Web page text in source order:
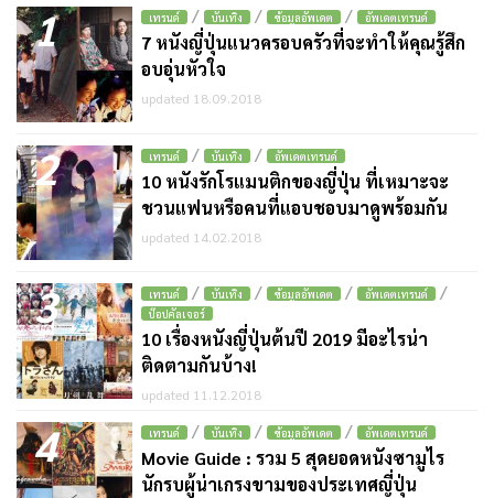
1 เทรนด์ / บันเทิง / ข้อมูลอัพเดต / อัพเดตเทรนด์
7 หนังญี่ปุ่นแนวครอบครัวที่จะทำให้คุณรู้สึก
อบอุ่นหัวใจ
updated 18.09.2018
2 เทรนด์ / บันเทิง / อัพเดตเทรนด์
10 หนังรักโรแมนติกของญี่ปุ่น ที่เหมาะจะ
ชวนแฟนหรือคนที่แอบชอบมาดูพร้อมกัน
updated 14.02.2018
3 เทรนด์ / บันเทิง / ข้อมูลอัพเดต / อัพเดตเทรนด์ /
ป๊อปคัลเจอร์
10 เรื่องหนังญี่ปุ่นต้นปี 2019 มีอะไรน่า
ติดตามกันบ้าง!
updated 11.12.2018
4 เทรนด์ / บันเทิง / ข้อมูลอัพเดต / อัพเดตเทรนด์
Movie Guide : รวม 5 สุดยอดหนังซามูไร
นักรบผู้น่าเกรงขามของประเทศญี่ปุ่น